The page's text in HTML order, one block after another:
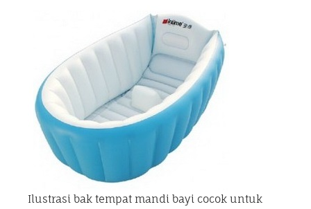
Ilustrasi bak tempat mandi bayi cocok untuk